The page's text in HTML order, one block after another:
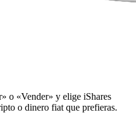
o «Vender» y elige iShares
o dinero fiat que prefieras.